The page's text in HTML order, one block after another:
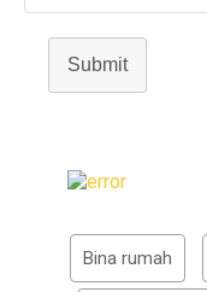
Submit
Bina rumah